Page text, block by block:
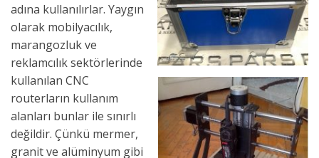
adına kullanılırlar. Yaygın
olarak mobilyacılık,
marangozluk ve
reklamcılık sektörlerinde
kullanılan CNC
routerların kullanım
alanları bunlar ile sınırlı
değildir. Çünkü mermer,
granit ve alüminyum gibi